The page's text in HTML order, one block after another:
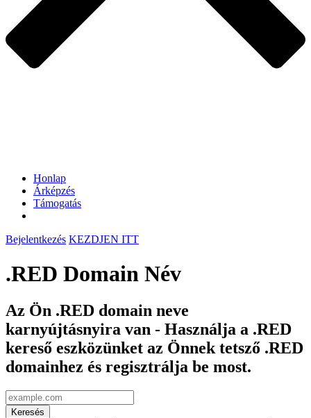
Honlap
Árképzés
Támogatás
Bejelentkezés KEZDJEN ITT
.RED Domain Név
Az Ön .RED domain neve
karnyújtásnyira van - Használja a .RED
kereső eszközünket az Önnek tetsző .RED
domainhez és regisztrálja be most.
Keresés